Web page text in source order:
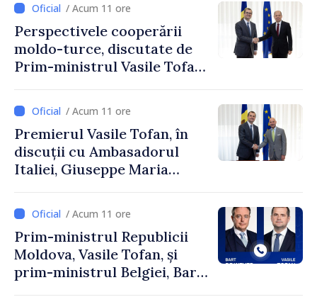
/ Acum 11 ore
Perspectivele cooperării
moldo-turce, discutate de
Prim-ministrul Vasile Tofan
Uygar Mustafa Sertel
/ Acum 11 ore
Premierul Vasile Tofan, în
discuții cu Ambasadorul
Italiei, Giuseppe Maria
/ Acum 11 ore
Prim-ministrul Republicii
Moldova, Vasile Tofan, și
prim-ministrul Belgiei, Bart